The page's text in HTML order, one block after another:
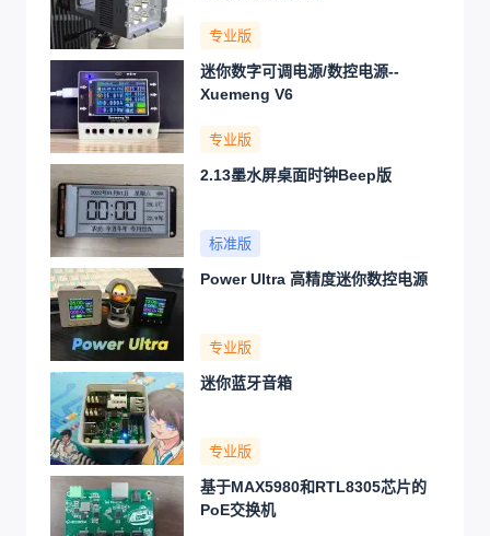
专业版
迷你数字可调电源/数控电源--
Xuemeng V6
专业版
2.13墨水屏桌面时钟Beep版
标准版
Power Ultra 高精度迷你数控电源
专业版
迷你蓝牙音箱
专业版
基于MAX5980和RTL8305芯片的
PoE交换机